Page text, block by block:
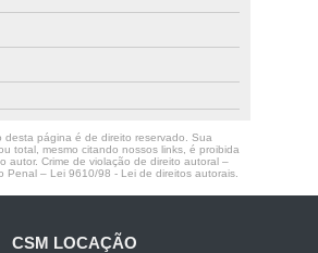
desta página é de direito reservado. Sua
total, mesmo citando nossos links, é proibida
autor. Crime de violação de direito autoral –
Penal – Lei 9610/98 - Lei de direitos autorais.
CSM LOCAÇÃO